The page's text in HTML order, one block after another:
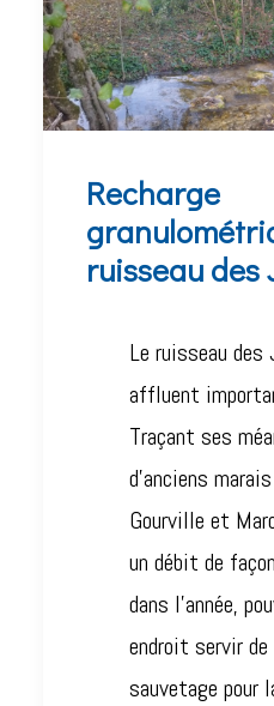
Recharge
ruisseau des
Le ruisseau des
affluent
Traçant ses
d’anciens
Gourville et
un débit de
dans l’année,
endroit servir de
sauvetage pour